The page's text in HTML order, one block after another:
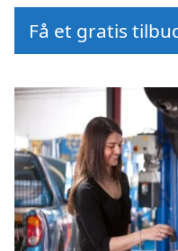
Få et gratis